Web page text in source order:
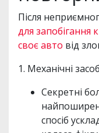
Після
для запобігання
своє авто від
1. Механічні
Секретні
спосіб